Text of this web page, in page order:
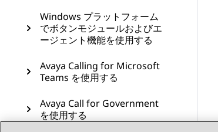
Windows プラットフォーム
でボタンモジュールおよびエ
ージェント機能を使用する
Avaya Calling for Microsoft
Teams を使用する
Avaya Call for Government
を使用する